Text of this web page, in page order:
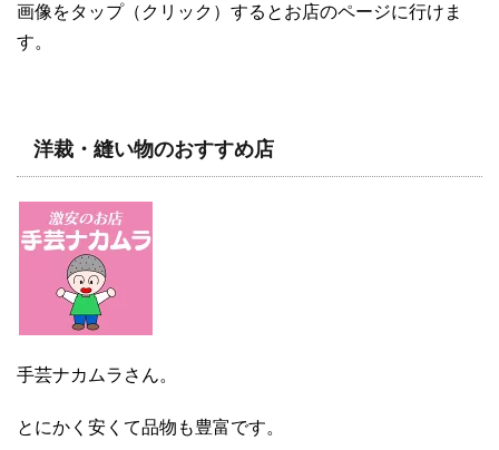
画像をタップ（クリック）するとお店のページに行けま
す。
洋裁・縫い物のおすすめ店
手芸ナカムラさん。
とにかく安くて品物も豊富です。